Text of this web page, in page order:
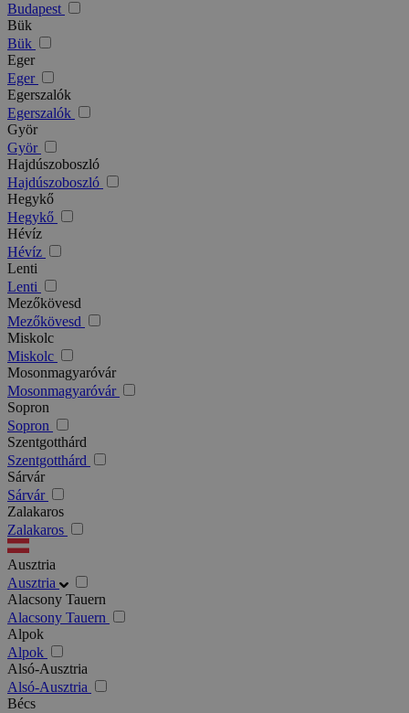
Budapest
Bük
Bük
Eger
Eger
Egerszalók
Egerszalók
Györ
Györ
Hajdúszoboszló
Hajdúszoboszló
Hegykő
Hegykő
Hévíz
Hévíz
Lenti
Lenti
Mezőkövesd
Mezőkövesd
Miskolc
Miskolc
Mosonmagyaróvár
Mosonmagyaróvár
Sopron
Sopron
Szentgotthárd
Szentgotthárd
Sárvár
Sárvár
Zalakaros
Zalakaros
Ausztria
Ausztria
Alacsony Tauern
Alacsony Tauern
Alpok
Alpok
Alsó-Ausztria
Alsó-Ausztria
Bécs